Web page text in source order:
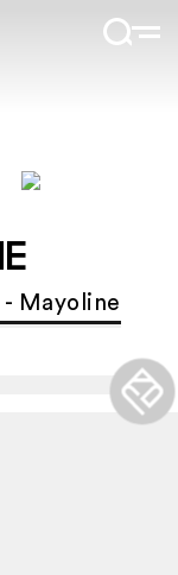
- Mayoline